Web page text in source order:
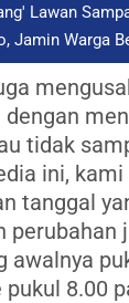
Lawan
Jamin Warga
tidak
ini, kami
tanggal
perubahan
awalnya
8.00